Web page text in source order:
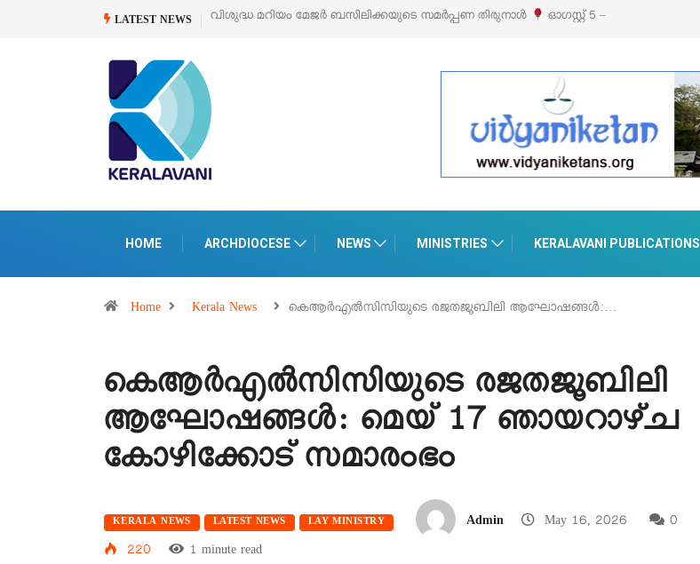
LATEST NEWS ‘പെറ്റൽസ്’ ലൈഫ് സ്റ്റൈൽ എക്സിബിഷനും സെയിലും ഓഗസ്റ്റ് 8-ന് പെരുമാനൂരിൽ
HOME ARCHDIOCESE NEWS MINISTRIES KERALAVANI PUBLICATIONS
Home Kerala News കെആര്‍എല്‍സിസിയുടെ രജതജൂബിലി ആഘോഷങ്ങള്‍:…
കെആര്‍എല്‍സിസിയുടെ രജതജൂബിലി
ആഘോഷങ്ങള്‍: മെയ് 17 ഞായറാഴ്ച
കോഴിക്കോട് സമാരംഭം
KERALA NEWS LATEST NEWS LAY MINISTRY Admin May 16, 2026
0
220
1 minute read